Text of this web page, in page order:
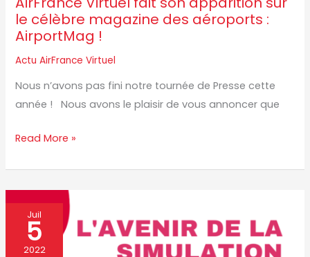
le célèbre magazine des aéroports :
AirportMag !
Actu AirFrance Virtuel
Nous n’avons pas fini notre tournée de Presse cette
année ! Nous avons le plaisir de vous annoncer que
Read More »
Juil
5
2022
L’avenir
la